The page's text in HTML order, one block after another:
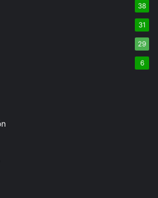
38
31
29
6